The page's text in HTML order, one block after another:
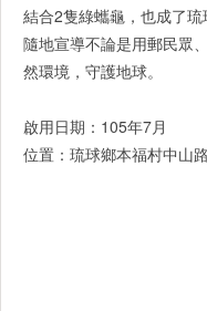
結合2隻綠蠵龜，也成了
隨地宣導不論是用郵民眾
然環境，守護地球。
啟用日期：105年7月
位置：琉球鄉本福村中山